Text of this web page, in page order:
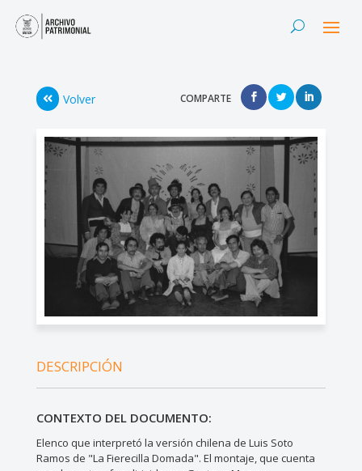
Volver COMPARTE
DESCRIPCIÓN
CONTEXTO DEL DOCUMENTO:
Elenco que interpretó la versión chilena de Luis Soto
Ramos de "La Fierecilla Domada". El montaje, que cuenta